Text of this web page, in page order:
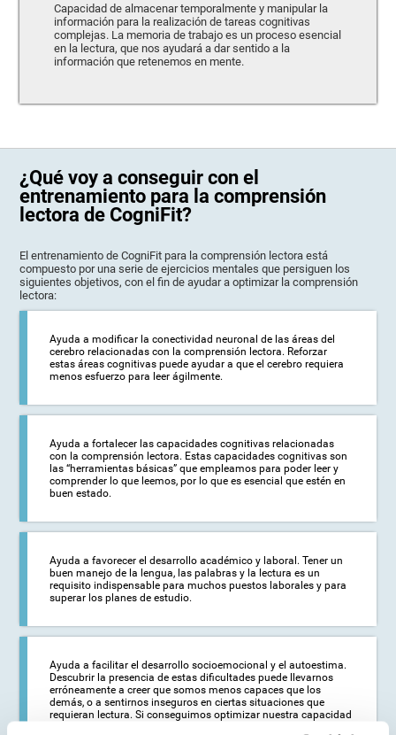
Capacidad de almacenar temporalmente y manipular la
información para la realización de tareas cognitivas
complejas. La memoria de trabajo es un proceso esencial
en la lectura, que nos ayudará a dar sentido a la
información que retenemos en mente.
¿Qué voy a conseguir con el
entrenamiento para la comprensión
lectora de CogniFit?
El entrenamiento de CogniFit para la comprensión lectora está
compuesto por una serie de ejercicios mentales que persiguen los
siguientes objetivos, con el fin de ayudar a optimizar la comprensión
lectora:
Ayuda a modificar la conectividad neuronal de las áreas del
cerebro relacionadas con la comprensión lectora. Reforzar
estas áreas cognitivas puede ayudar a que el cerebro requiera
menos esfuerzo para leer ágilmente.
Ayuda a fortalecer las capacidades cognitivas relacionadas
con la comprensión lectora. Estas capacidades cognitivas son
las “herramientas básicas” que empleamos para poder leer y
comprender lo que leemos, por lo que es esencial que estén en
buen estado.
Ayuda a favorecer el desarrollo académico y laboral. Tener un
buen manejo de la lengua, las palabras y la lectura es un
requisito indispensable para muchos puestos laborales y para
superar los planes de estudio.
Ayuda a facilitar el desarrollo socioemocional y el autoestima.
Descubrir la presencia de estas dificultades puede llevarnos
erróneamente a creer que somos menos capaces que los
demás, o a sentirnos inseguros en ciertas situaciones que
requieran lectura. Si conseguimos optimizar nuestra capacidad